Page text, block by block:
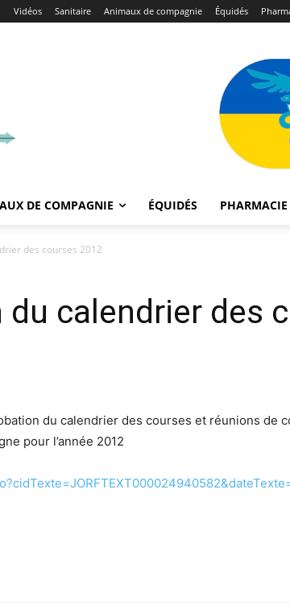
Vidéos Sanitaire Animaux de compagnie Équidés
DE COMPAGNIE ÉQUIDÉS PHARMACIE
des courses 2012
calendrier des
du calendrier des courses et réunions de
pour l’année 2012